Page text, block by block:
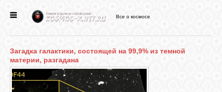
ФОРУМ
Все о космосе
Загадка галактики, состоящей на 99,9% из темной
материи, разгадана